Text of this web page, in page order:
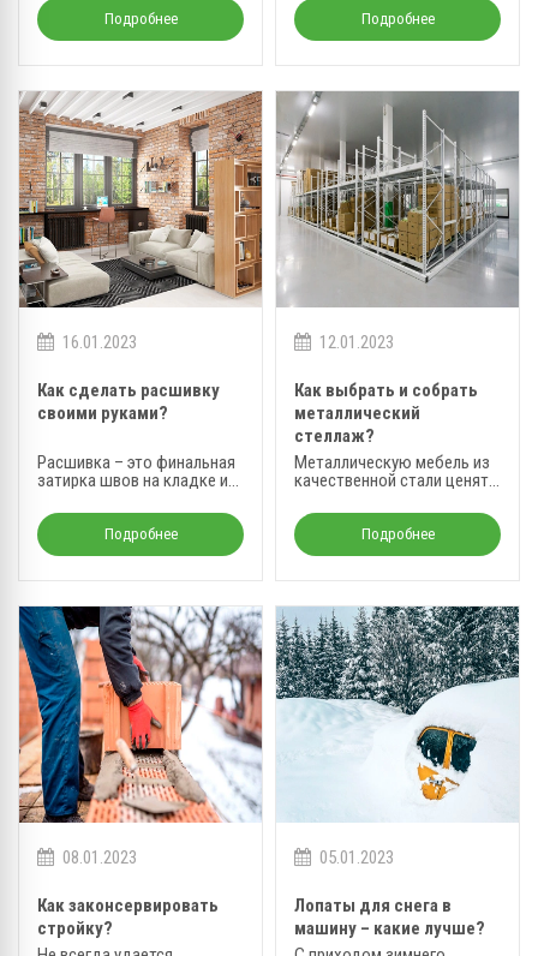
Подробнее Подробнее
16.01.2023
Как сделать расшивку
своими руками?
Расшивка – это финальная
затирка швов на кладке из
Подробнее
12.01.2023
Как выбрать и собрать
металлический
стеллаж?
Металлическую мебель из
качественной стали ценят
долговечность,
износоустойчивость.
Подробнее
08.01.2023
Как законсервировать
стройку?
05.01.2023
Лопаты для снега в
машину – какие лучше?